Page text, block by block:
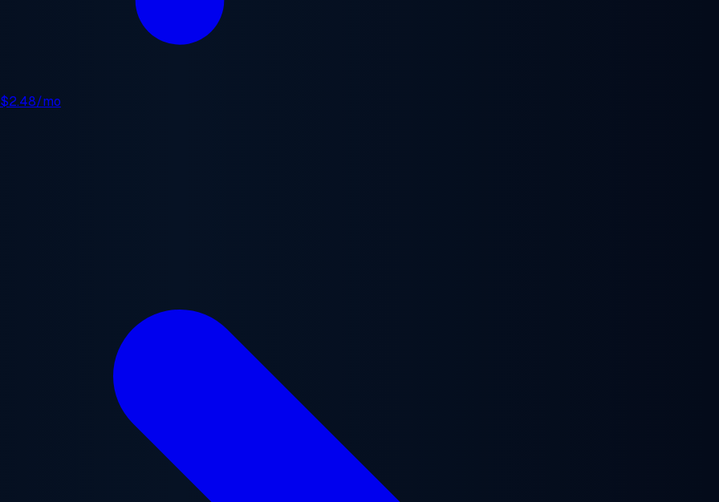
$2.48/mo